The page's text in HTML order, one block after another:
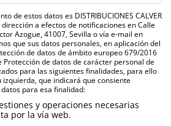
de estos datos es DISTRIBUCIONES CALVER
dirección a efectos de notificaciones en Calle
Azogue, 41007, Sevilla o vía e-mail en
que sus datos personales, en aplicación del
de datos de ámbito europeo 679/2016
Protección de datos de carácter personal de
para las siguientes finalidades, para ello
que indicará que consiente
para esa finalidad:
y operaciones necesarias
por la vía web.